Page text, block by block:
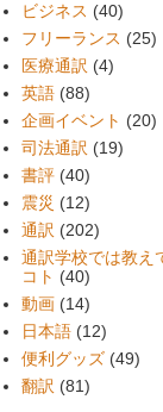
ビジネス (40)
フリーランス (25)
医療通訳 (4)
英語 (88)
企画イベント (20)
司法通訳 (19)
書評 (40)
震災 (12)
通訳 (202)
通訳学校では教え
コト (40)
動画 (14)
日本語 (12)
便利グッズ (49)
翻訳 (81)